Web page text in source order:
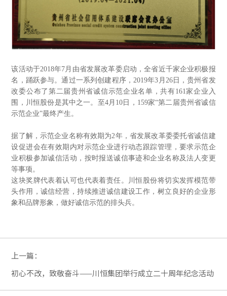
该活动于2018年7月由省发展改革委启动，全省近千家企业积极报
名，踊跃参与。通过一系列创建程序，2019年3月26日，贵州省发
改委公布了第二届贵州省诚信示范企业名单，共有161家企业入
围，川恒股份是其中之一。至4月10日，159家“第二届贵州省诚信
示范企业”最终产生。
据了解，示范企业名称有效期为2年，省发展改革委委托省诚信建
设促进会在有效期内对示范企业进行动态跟踪管理，要求示范企
业积极参加诚信活动，按时报送诚信事迹和企业名称及法人变更
等事项。
这块奖牌代表着认可也代表着责任。川恒股份将切实发挥模范带
头作用，诚信经营，持续推进诚信建设工作，树立良好的企业形
象和品牌形象，做好诚信示范的排头兵。
上一篇：
初心不改，致敬奋斗——川恒集团举行成立二十周年纪念活动